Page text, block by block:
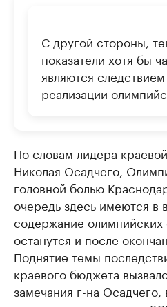
С другой стороны,
показатели хотя бы
являются
реализации
По словам лидера
Николая Осадчего,
головной болью
очередь здесь имеются в
содержание олимпийских
останутся и после
Поднятие темы
краевого бюджета
замечания г-на